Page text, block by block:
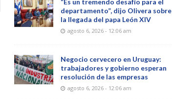
“Es un tremendo desafío para el
departamento”, dijo Olivera sobre
la llegada del papa León XIV
agosto 6, 2026 - 12:06 am
Negocio cervecero en Uruguay:
trabajadores y gobierno esperan
resolución de las empresas
agosto 6, 2026 - 12:06 am